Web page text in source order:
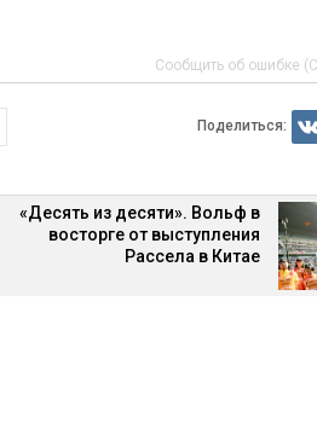
Сообщить об ошибке
Поделиться:
«Десять из десяти». Вольф в
восторге от выступления
Рассела в Китае